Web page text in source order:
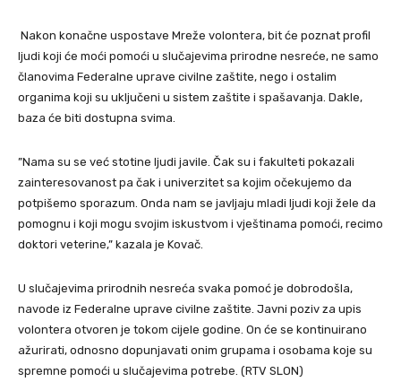
Nakon konačne uspostave Mreže volontera, bit će poznat profil
ljudi koji će moći pomoći u slučajevima prirodne nesreće, ne samo
članovima Federalne uprave civilne zaštite, nego i ostalim
organima koji su uključeni u sistem zaštite i spašavanja. Dakle,
baza će biti dostupna svima.
”Nama su se već stotine ljudi javile. Čak su i fakulteti pokazali
zainteresovanost pa čak i univerzitet sa kojim očekujemo da
potpišemo sporazum. Onda nam se javljaju mladi ljudi koji žele da
pomognu i koji mogu svojim iskustvom i vještinama pomoći, recimo
doktori veterine,” kazala je Kovač.
U slučajevima prirodnih nesreća svaka pomoć je dobrodošla,
navode iz Federalne uprave civilne zaštite. Javni poziv za upis
volontera otvoren je tokom cijele godine. On će se kontinuirano
ažurirati, odnosno dopunjavati onim grupama i osobama koje su
spremne pomoći u slučajevima potrebe. (RTV SLON)